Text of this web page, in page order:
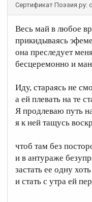
Сертификат Поэзия.ру:
Весь май в любое
прикидываясь
она преследует
бесцеремонно и
Иду, стараясь не
а ей плевать на те
Я продлеваю путь
я к ней тащусь
чтоб там без
и в антураже
застать ее одну
и стать с утра ей